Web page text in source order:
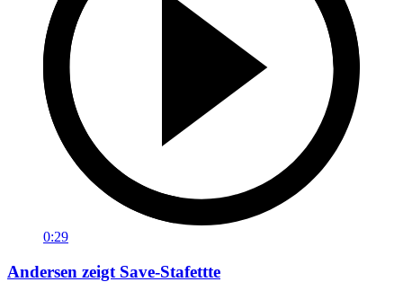
0:29
Andersen zeigt Save-Stafettte